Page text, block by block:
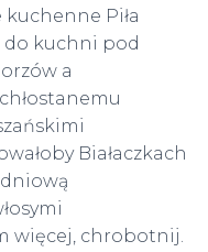
Piła
do kuchni pod
a
Białaczkach
więcej, chrobotnij.